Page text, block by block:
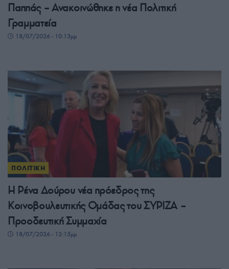
Παππάς – Ανακοινώθηκε η νέα Πολιτική
Γραμματεία
18/07/2026 - 10:13μμ
ΠΟΛΙΤΙΚΗ
Η Ρένα Δούρου νέα πρόεδρος της
Κοινοβουλευτικής Ομάδας του ΣΥΡΙΖΑ –
Προοδευτική Συμμαχία
18/07/2026 - 12:15μμ